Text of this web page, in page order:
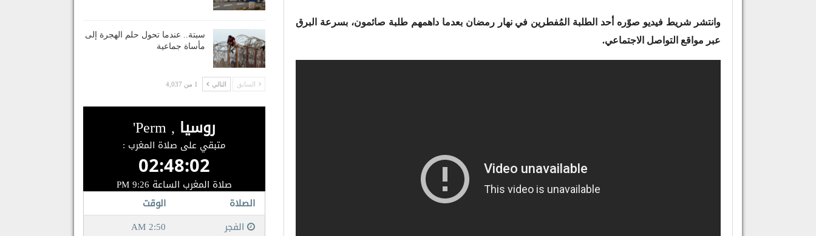
وانتشر شريط فيديو صوّره أحد الطلبة المُفطرين في نهار رمضان بعدما داهمهم طلبة صائمون، بسرعة البرق
عبر مواقع التواصل الاجتماعي.
سبتة.. عندما تحول حلم الهجرة إلى
مأساة جماعية
السابق التالي 1 من 4,037